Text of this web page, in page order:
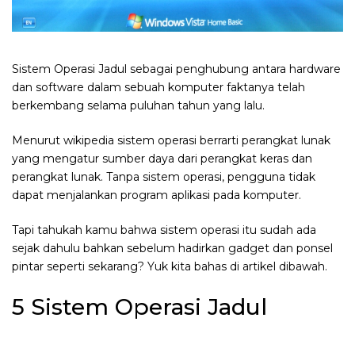
Sistem Operasi Jadul sebagai penghubung antara hardware
dan software dalam sebuah komputer faktanya telah
berkembang selama puluhan tahun yang lalu.
Menurut wikipedia sistem operasi berrarti perangkat lunak
yang mengatur sumber daya dari perangkat keras dan
perangkat lunak. Tanpa sistem operasi, pengguna tidak
dapat menjalankan program aplikasi pada komputer.
Tapi tahukah kamu bahwa sistem operasi itu sudah ada
sejak dahulu bahkan sebelum hadirkan gadget dan ponsel
pintar seperti sekarang? Yuk kita bahas di artikel dibawah.
5 Sistem Operasi Jadul